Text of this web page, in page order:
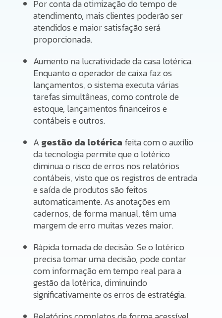
Por conta da otimização do tempo de
atendimento, mais clientes poderão ser
atendidos e maior satisfação será
proporcionada.
Aumento na lucratividade da casa lotérica.
Enquanto o operador de caixa faz os
lançamentos, o sistema executa várias
tarefas simultâneas, como controle de
estoque, lançamentos financeiros e
contábeis e outros.
Agestão da lotérica feita com o auxílio
da tecnologia permite que o lotérico
diminua o risco de erros nos relatórios
contábeis, visto que os registros de entrada
e saída de produtos são feitos
automaticamente. As anotações em
cadernos, de forma manual, têm uma
margem de erro muitas vezes maior.
Rápida tomada de decisão. Se o lotérico
precisa tomar uma decisão, pode contar
com informação em tempo real para a
gestão da lotérica, diminuindo
significativamente os erros de estratégia.